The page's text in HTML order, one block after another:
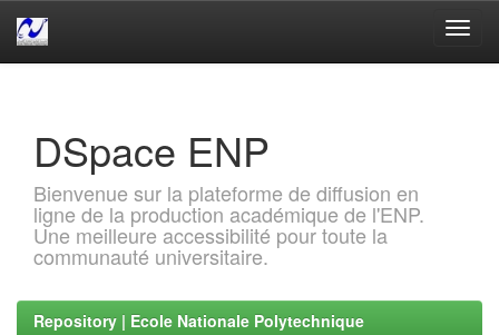
DSpace ENP
Bienvenue sur la plateforme de diffusion en
ligne de la production académique de l'ENP.
Une meilleure accessibilité pour toute la
communauté universitaire.
Repository | Ecole Nationale Polytechnique